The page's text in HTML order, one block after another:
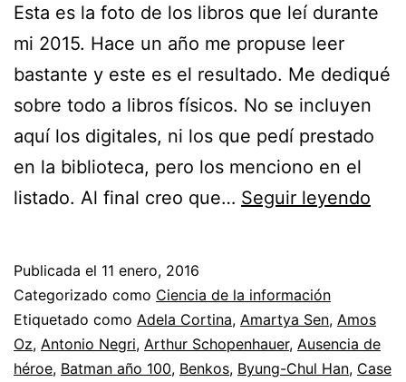
Esta es la foto de los libros que leí durante
mi 2015. Hace un año me propuse leer
bastante y este es el resultado. Me dediqué
sobre todo a libros físicos. No se incluyen
aquí los digitales, ni los que pedí prestado
en la biblioteca, pero los menciono en el
listado. Al final creo que… Seguir leyendo
en
Publicada el 11 enero, 2016
Categorizado como Ciencia de la información
Etiquetado como Adela Cortina, Amartya Sen, Amos
Oz, Antonio Negri, Arthur Schopenhauer, Ausencia de
héroe, Batman año 100, Benkos, Byung-Chul Han, Case